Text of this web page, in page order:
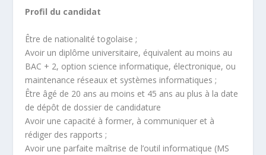
Profil du candidat
Être de nationalité togolaise ;
Avoir un diplôme universitaire, équivalent au moins au
BAC + 2, option science informatique, électronique, ou
maintenance réseaux et systèmes informatiques ;
Être âgé de 20 ans au moins et 45 ans au plus à la date
de dépôt de dossier de candidature
Avoir une capacité à former, à communiquer et à
rédiger des rapports ;
Avoir une parfaite maîtrise de l’outil informatique (MS